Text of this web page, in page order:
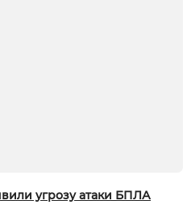
угрозу атаки БПЛА